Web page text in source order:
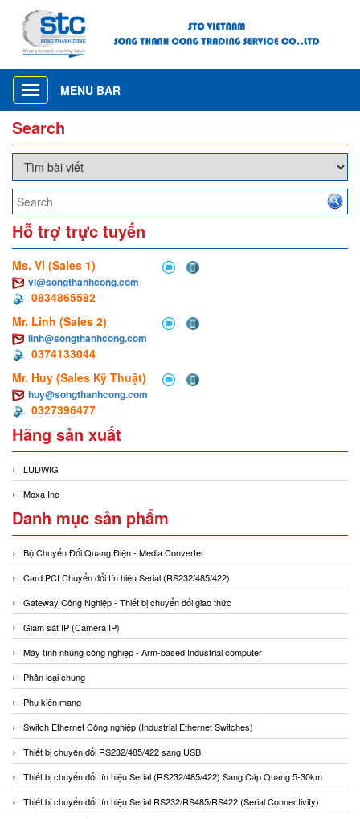
Toggle
navigation
MENU BAR
Search
Hỗ trợ trực tuyến
Ms. Vi (Sales 1)
vi@songthanhcong.com
0834865582
Mr. Linh (Sales 2)
linh@songthanhcong.com
0374133044
Mr. Huy (Sales Kỹ Thuật)
huy@songthanhcong.com
0327396477
Hãng sản xuất
LUDWIG
Moxa Inc
Danh mục sản phẩm
Bộ Chuyển Đổi Quang Điện - Media Converter
Card PCI Chuyển đổi tín hiệu Serial (RS232/485/422)
Gateway Công Nghiệp - Thiết bị chuyển đổi giao thức
Giám sát IP (Camera IP)
Máy tính nhúng công nghiệp - Arm-based Industrial computer
Phân loại chung
Phụ kiện mạng
Switch Ethernet Công nghiệp (Industrial Ethernet Switches)
Thiết bị chuyển đổi RS232/485/422 sang USB
Thiết bị chuyển đổi tín hiệu Serial (RS232/485/422) Sang Cáp Quang 5-30km
Thiết bị chuyển đổi tín hiệu Serial RS232/RS485/RS422 (Serial Connectivity)